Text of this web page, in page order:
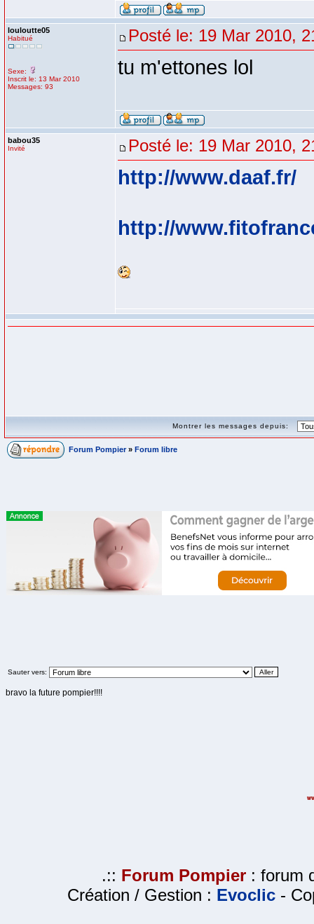
louloutte05
Habitué
Sexe:
Inscrit le: 13 Mar 2010
Messages: 93
Posté le: 19 Mar 2010,
tu m'ettones lol
babou35
Invité Posté le: 19 Mar 2010,
http://www.daaf.fr/
http://
Montrer les messages depuis:
Forum Pompier » Forum libre
Sauter vers:
bravo la future pompier!!!!
.:: Forum Pompier : forum
Création / Gestion : Evoclic -